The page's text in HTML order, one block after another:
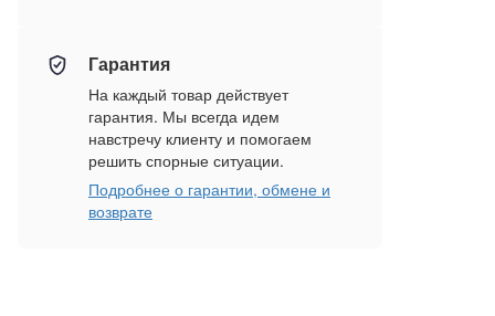
Гарантия
На каждый товар действует
гарантия. Мы всегда идем
навстречу клиенту и помогаем
решить спорные ситуации.
Подробнее о гарантии, обмене и
возврате